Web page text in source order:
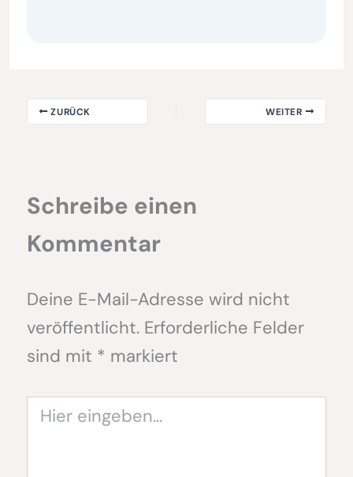
ZURÜCK WEITER
Schreibe einen
Kommentar
Deine E-Mail-Adresse wird nicht
veröffentlicht. Erforderliche Felder
sind mit * markiert
eingeben…